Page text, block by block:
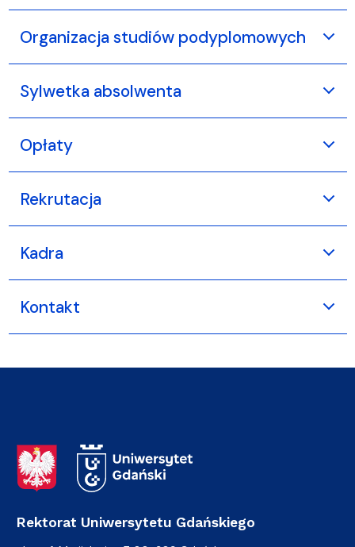
Organizacja studiów podyplomowych
Sylwetka absolwenta
Opłaty
Rekrutacja
Kadra
Kontakt
Adres Rektoratu
Rektorat Uniwersytetu Gdańskiego